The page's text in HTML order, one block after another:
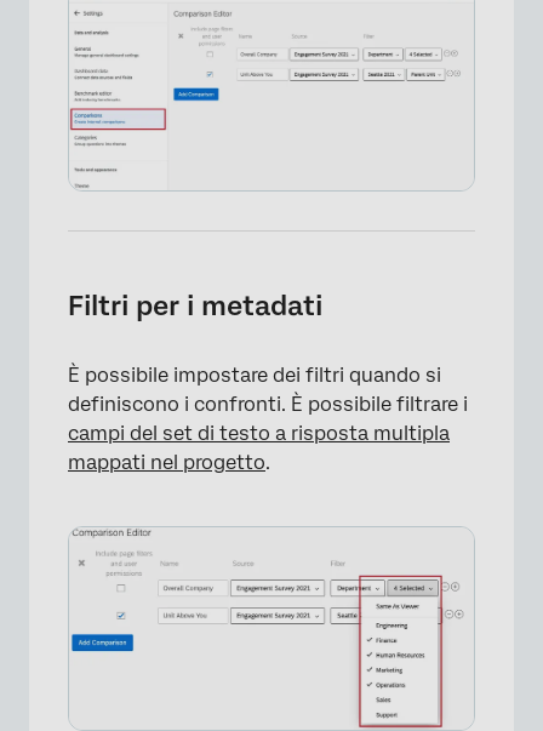
Filtri per i metadati
È possibile impostare dei filtri quando si
definiscono i confronti. È possibile filtrare i
campi del set di testo a risposta multipla
mappati nel progetto.